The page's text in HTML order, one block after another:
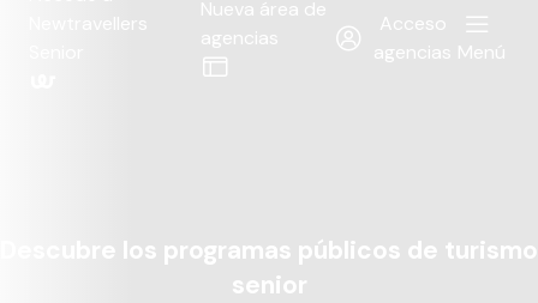
Newtravellers
Nueva área de
agencias
Acceso
agencias Menú
Descubre los programas públicos de turismo
senior